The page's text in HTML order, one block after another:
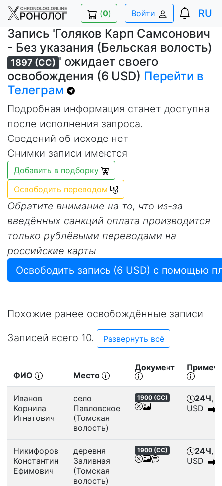
(0) Войти RU
Запись 'Голяков Карп Самсонович
- Без указания (Бельская волость)
1897 (СС) ' ожидает своего
освобождения (6 USD) Перейти в
Телеграм
Подробная информация станет доступна
после исполнения запроса.
Сведений об исходе нет
Снимки записи имеются
Добавить в подборку
Освободить переводом
Обратите внимание на то, что из-за
введённых санкций оплата производится
только рублёвыми переводами на
российские карты
Похожие ранее освобождённые записи
Записей всего 10. Развернуть всё
ФИО Место
Документ
Иванов
Корнила
Игнатович
село
Павловское
(Томская
волость)
1900 (СС) 24Ч, 6
USD
Никифоров
Константин
Ефимович
деревня
Заливная
(Томская
волость)
1900 (СС) 24Ч, 6
USD